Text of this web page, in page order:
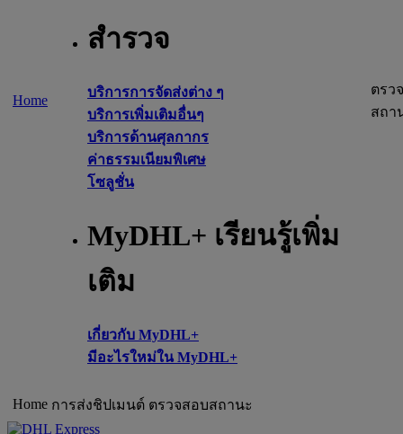
Home
สำรวจ
บริการการจัดส่งต่าง ๆ
บริการเพิ่มเติมอื่นๆ
บริการด้านศุลกากร
ค่าธรรมเนียมพิเศษ
โซลูชั่น
MyDHL+ เรียนรู้เพิ่ม
เติม
เกี่ยวกับ MyDHL+
มีอะไรใหม่ใน MyDHL+
ตรว
สถา
Home การส่งชิปเมนต์ ตรวจสอบสถานะ